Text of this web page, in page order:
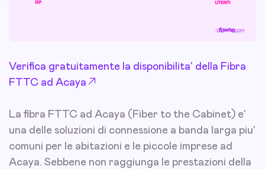
Verifica gratuitamente la disponibilita' della Fibra
FTTC ad Acaya
La fibra FTTC ad Acaya (Fiber to the Cabinet) e'
una delle soluzioni di connessione a banda larga piu'
comuni per le abitazioni e le piccole imprese ad
Acaya. Sebbene non raggiunga le prestazioni della